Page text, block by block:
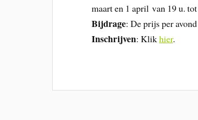
maart en 1 april van 19 u.
Bijdrage: De prijs per
Inschrijven: Klikhier.